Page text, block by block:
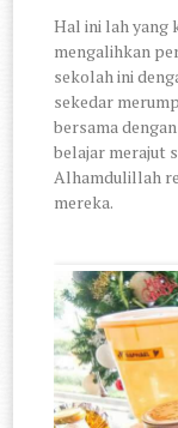
Hal ini lah yang
mengalihkan
sekolah ini
sekedar
bersama
belajar merajut
Alhamdulillah
mereka.